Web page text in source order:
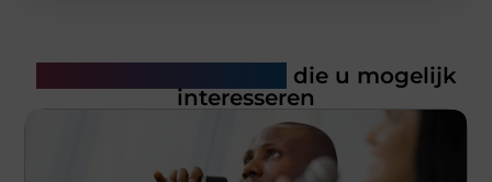
die u mogelijk
interesseren